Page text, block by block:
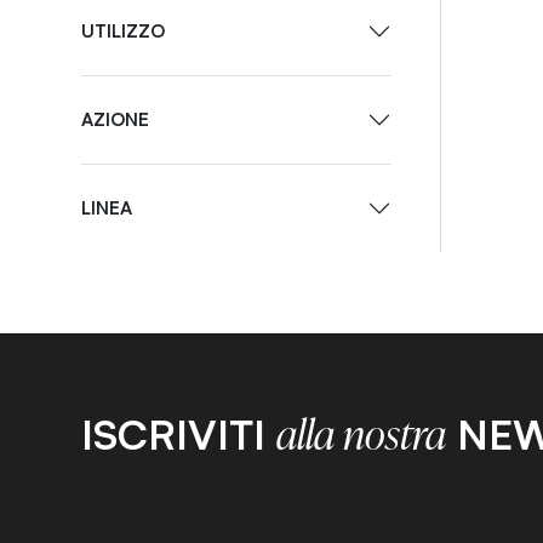
UTILIZZO
AZIONE
LINEA
ISCRIVITIalla nostra